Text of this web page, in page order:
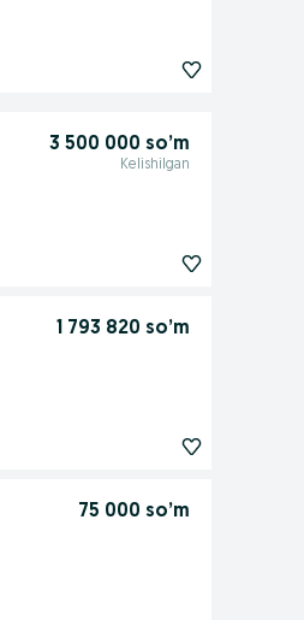
3 500 000 so’m
Kelishilgan
1 793 820 so’m
75 000 so’m